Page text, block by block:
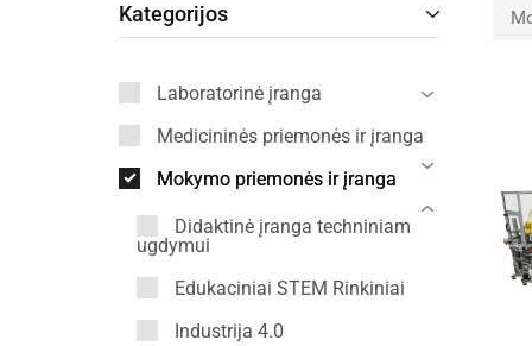
Kategorijos
Laboratorinė įranga
Medicininės priemonės ir įranga
Mokymo priemonės ir įranga
Didaktinė įranga techniniam
ugdymui
Edukaciniai STEM Rinkiniai
Industrija 4.0